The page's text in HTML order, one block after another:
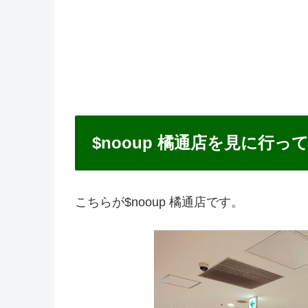
$nooup 橘通店を見に行っ
こちらが$nooup 橘通店です。